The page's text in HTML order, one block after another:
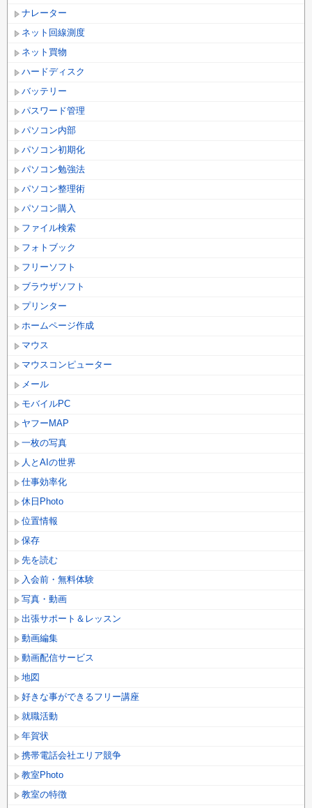
ナレーター
ネット回線測度
ネット買物
ハードディスク
バッテリー
パスワード管理
パソコン内部
パソコン初期化
パソコン勉強法
パソコン整理術
パソコン購入
ファイル検索
フォトブック
フリーソフト
ブラウザソフト
プリンター
ホームページ作成
マウス
マウスコンピューター
メール
モバイルPC
ヤフーMAP
一枚の写真
人とAIの世界
仕事効率化
休日Photo
位置情報
保存
先を読む
入会前・無料体験
写真・動画
出張サポート＆レッスン
動画編集
動画配信サービス
地図
好きな事ができるフリー講座
就職活動
年賀状
携帯電話会社エリア競争
教室Photo
教室の特徴